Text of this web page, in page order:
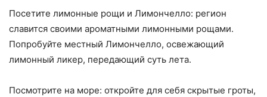
Посетите лимонные рощи и Лимончелло: регион
славится своими ароматными лимонными рощами.
Попробуйте местный Лимончелло, освежающий
лимонный ликер, передающий суть лета.
Посмотрите на море: откройте для себя скрытые гроты,